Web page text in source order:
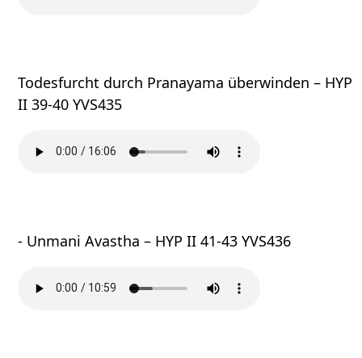
Todesfurcht durch Pranayama überwinden – HYP
II 39-40 YVS435
- Unmani Avastha – HYP II 41-43 YVS436